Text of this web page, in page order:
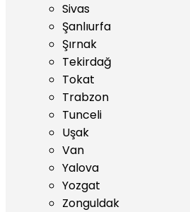
Sivas
Şanlıurfa
Şırnak
Tekirdağ
Tokat
Trabzon
Tunceli
Uşak
Van
Yalova
Yozgat
Zonguldak